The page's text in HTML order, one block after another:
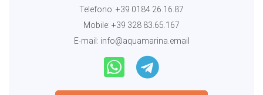
Telefono: +39 0184 26.16.87
Mobile: +39 328 83.65.167
E-mail: info@aquamarina.email